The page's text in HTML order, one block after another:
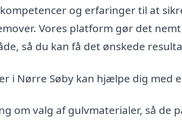
og erfaringer til at
Vores platform gør det
så du kan få det ønskede
i Nørre Søby kan hjælpe dig med
om valg af gulvmaterialer, så de